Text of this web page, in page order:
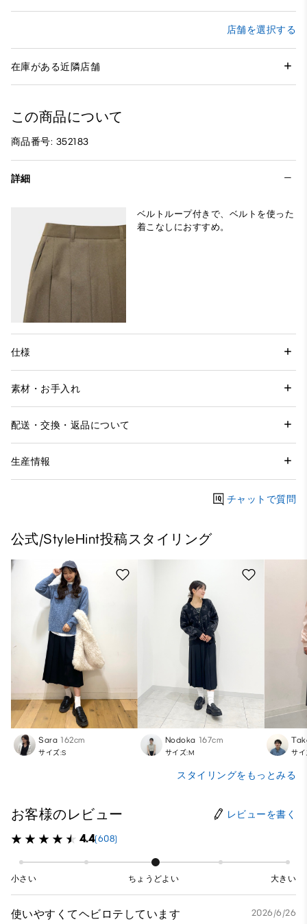
店舗を選択する
在庫がある近隣店舗
この商品について
商品番号: 352183
詳細
ベルトループ付きで、ベルトを使った
着こなしにおすすめ。
仕様
素材・お手入れ
配送・交換・返品について
生産情報
チャットで質問
公式/StyleHint投稿スタイリング
Sara 162cm
サイズ:S
Nodoka 167cm
サイズ:M サ
スタイリングをもっとみる
お客様のレビュー レビューを書く
4.4(608)
小さい ちょうどよい 大きい
使いやすくてヘビロテしています 2026/6/26